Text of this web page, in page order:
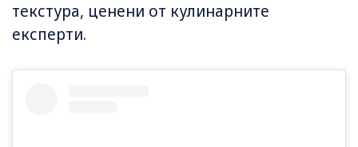
текстура, ценени от кулинарните
експерти.